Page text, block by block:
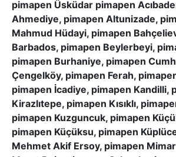
pimapen Üsküdar pimapen
Ahmediye, pimapen Altunizade,
Mahmud Hüdayi, pimapen
Barbados, pimapen Beylerbeyi,
pimapen Burhaniye, pimapen
Çengelköy, pimapen Ferah,
pimapen İcadiye, pimapen Kandilli,
Kirazlıtepe, pimapen Kısıklı,
pimapen Kuzguncuk, pimapen
pimapen Küçüksu, pimapen
Mehmet Akif Ersoy, pimapen